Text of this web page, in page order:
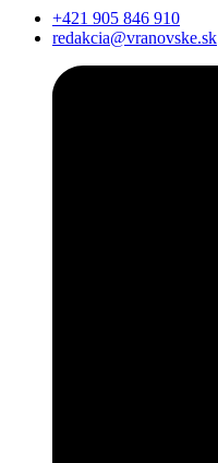
+421 905 846 910
redakcia@vranovske.sk